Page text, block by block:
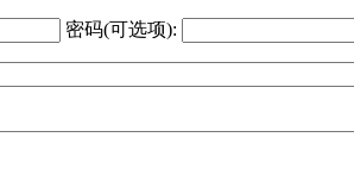
密码(可选项):